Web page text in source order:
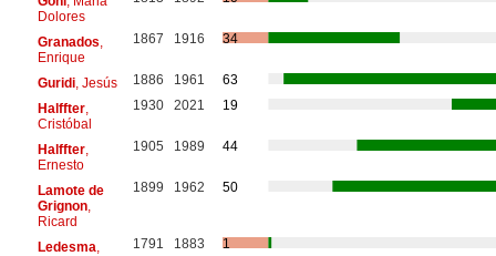
Dolores
Granados
Enrique
1867 1916 34
Guridi, Jesús 1886 1961
63
Halffter,
Cristóbal
1930 2021 19
Halffter,
Ernesto
1905 1989 44
Lamote de
Grignon,
Ricard
1899 1962 50
Ledesma 1791 1883 1